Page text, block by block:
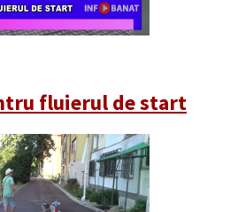
fluierul de start